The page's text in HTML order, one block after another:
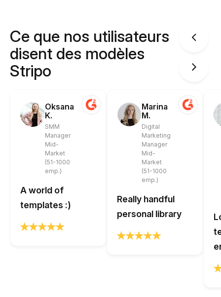
Ce que nos utilisateurs
disent des modèles
Stripo
Oksana
K.
SMM
Manager
Mid-
Market
(51-1000
emp.)
A world of
templates :)
Marina
M.
Digital
Marketing
Manager
Mid-
Market
(51-1000
emp.)
Really handful
personal library